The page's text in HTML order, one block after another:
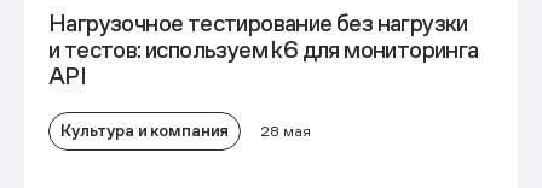
Нагрузочное тестирование без нагрузки
и тестов: используем k6 для мониторинга
API
Культура и компания 28 мая